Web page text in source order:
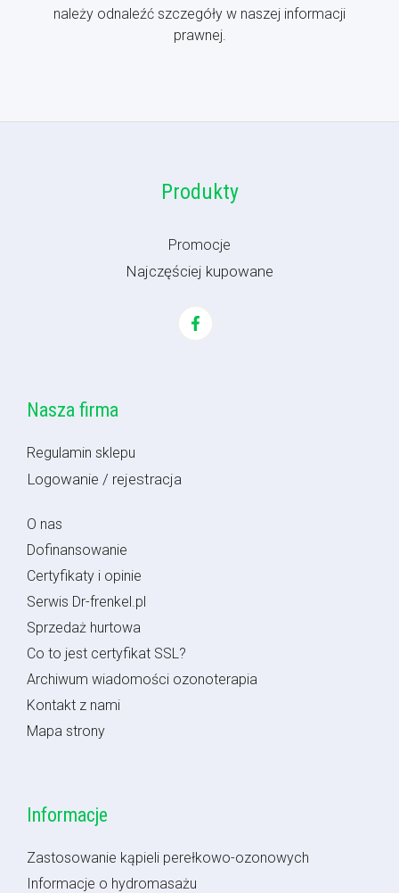
należy odnaleźć szczegóły w naszej informacji
prawnej.
Produkty
Promocje
Najczęściej kupowane
Nasza firma
Regulamin sklepu
Logowanie / rejestracja
O nas
Dofinansowanie
Certyfikaty i opinie
Serwis Dr-frenkel.pl
Sprzedaż hurtowa
Co to jest certyfikat SSL?
Archiwum wiadomości ozonoterapia
Kontakt z nami
Mapa strony
Informacje
Zastosowanie kąpieli perełkowo-ozonowych
Informacje o hydromasażu